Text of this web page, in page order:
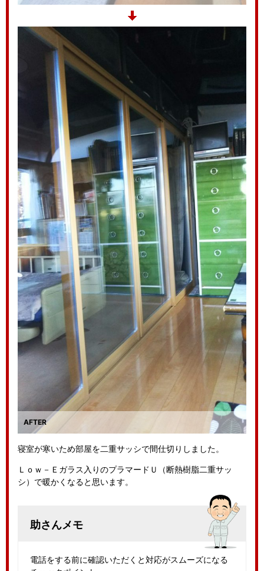
寝室が寒いため部屋を二重サッシで間仕切りしました。
Ｌｏｗ－Ｅガラス入りのプラマードＵ（断熱樹脂二重サッ
シ）で暖かくなると思います。
助さんメモ
電話をする前に確認いただくと対応がスムーズになる